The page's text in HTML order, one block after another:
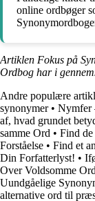
online ordbøger
Artiklen Fokus på
Ordbog har i
Andre populære
synonymer• Nymfer
af, hvad grundet
samme Ord • Find de
Forståelse • Find et
Din Forfatterlyst! •
Over Voldsomme Ord
Uundgåelige
alternative ord til